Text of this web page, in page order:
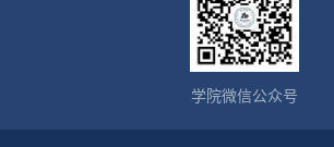
学院微信公众号